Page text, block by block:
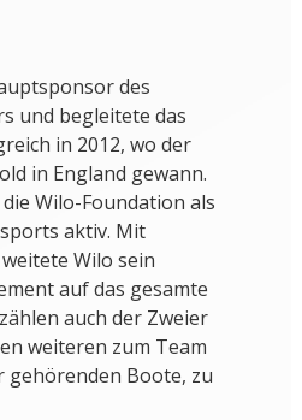
des
und begleitete das
in 2012, wo der
in England gewann.
Wilo-Foundation als
aktiv. Mit
Wilo sein
auf das gesamte
auch der Zweier
weiteren zum Team
gehörenden Boote, zu